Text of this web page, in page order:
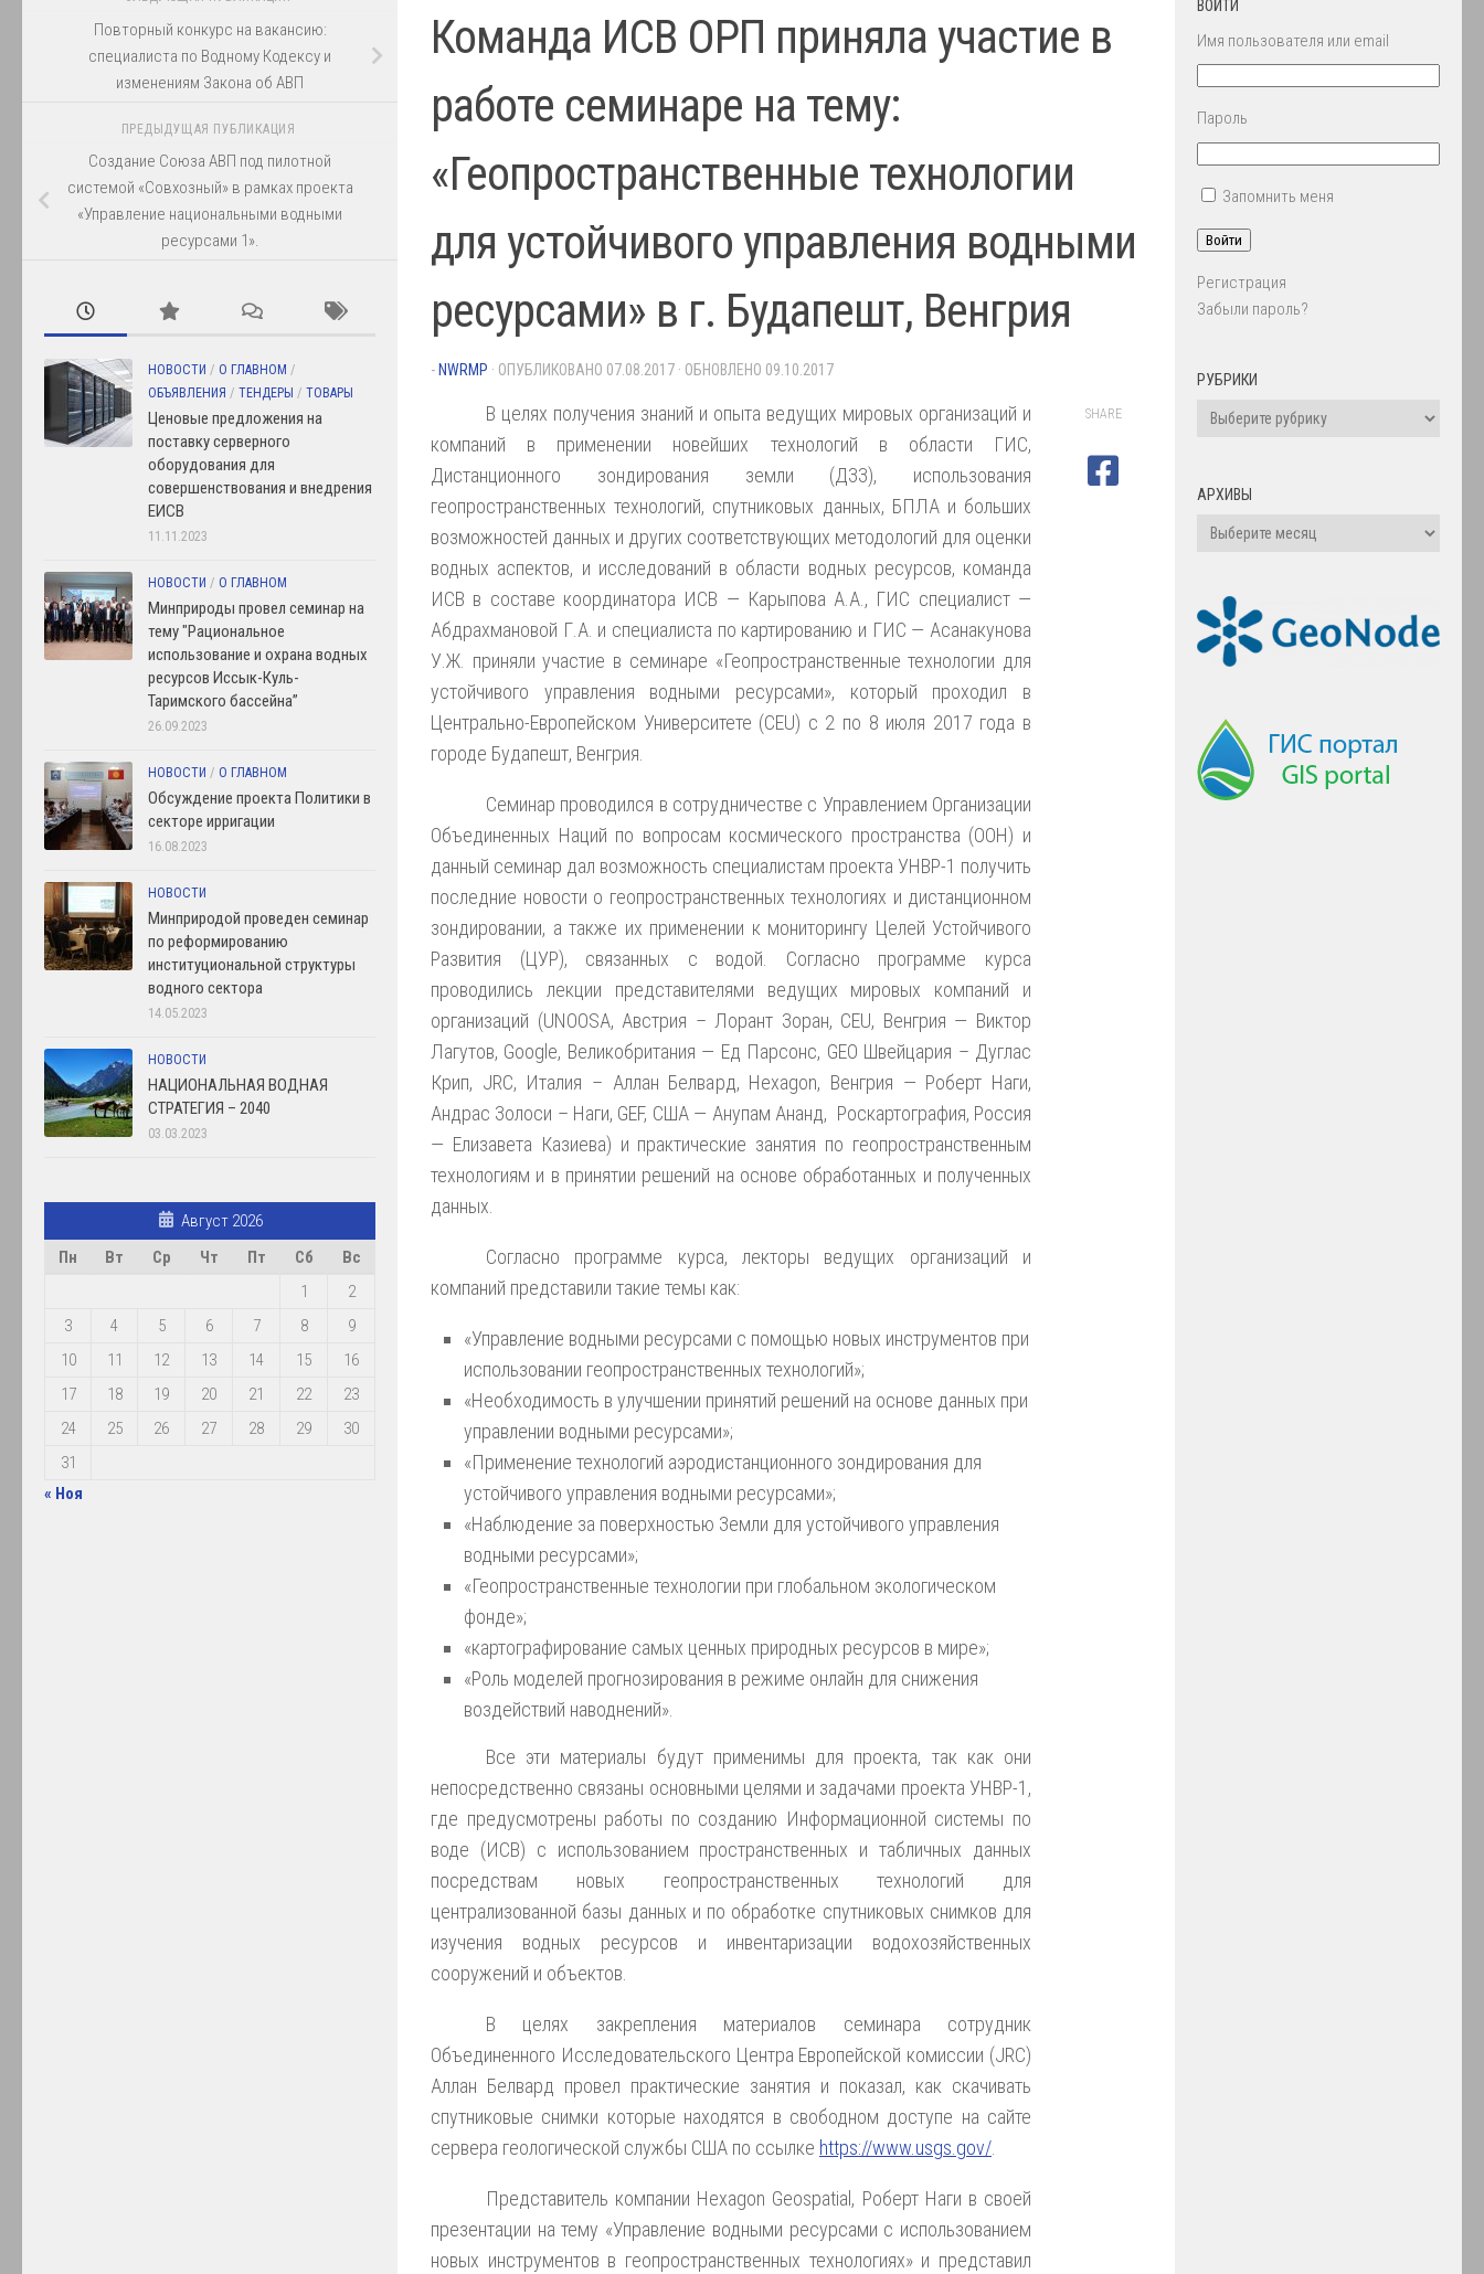
Команда ИСВ ОРП приняла участие в
работе семинаре на тему:
«Геопространственные технологии
для устойчивого управления водными
ресурсами» в г. Будапешт, Венгрия
- NWRMP · ОПУБЛИКОВАНО 07.08.2017 · ОБНОВЛЕНО 09.10.2017
В целях получения знаний и опыта ведущих мировых организаций и
компаний в применении новейших технологий в области ГИС,
Дистанционного зондирования земли (ДЗЗ), использования
геопространственных технологий, спутниковых данных, БПЛА и больших
возможностей данных и других соответствующих методологий для оценки
водных аспектов, и исследований в области водных ресурсов, команда
ИСВ в составе координатора ИСВ — Карыпова А.А., ГИС специалист —
Абдрахмановой Г.А. и специалиста по картированию и ГИС — Асанакунова
У.Ж. приняли участие в семинаре «Геопространственные технологии для
устойчивого управления водными ресурсами», который проходил в
Центрально-Европейском Университете (CEU) с 2 по 8 июля 2017 года в
городе Будапешт, Венгрия.
Семинар проводился в сотрудничестве с Управлением Организации
Объединенных Наций по вопросам космического пространства (ООН) и
данный семинар дал возможность специалистам проекта УНВР-1 получить
последние новости о геопространственных технологиях и дистанционном
зондировании, а также их применении к мониторингу Целей Устойчивого
Развития (ЦУР), связанных с водой. Согласно программе курса
проводились лекции представителями ведущих мировых компаний и
организаций (UNOOSA, Австрия – Лорант Зоран, CEU, Венгрия — Виктор
Лагутов, Google, Великобритания — Ед Парсонс, GEO Швейцария – Дуглас
Крип, JRC, Италия – Аллан Белвард, Hexagon, Венгрия — Роберт Наги,
Андрас Золоси – Наги, GEF, США — Анупам Ананд, Роскартография, Россия
— Елизавета Казиева) и практические занятия по геопространственным
технологиям и в принятии решений на основе обработанных и полученных
данных.
Согласно программе курса, лекторы ведущих организаций и
компаний представили такие темы как:
«Управление водными ресурсами с помощью новых инструментов при
использовании геопространственных технологий»;
«Необходимость в улучшении принятий решений на основе данных при
управлении водными ресурсами»;
«Применение технологий аэродистанционного зондирования для
устойчивого управления водными ресурсами»;
«Наблюдение за поверхностью Земли для устойчивого управления
водными ресурсами»;
«Геопространственные технологии при глобальном экологическом
фонде»;
«картографирование самых ценных природных ресурсов в мире»;
«Роль моделей прогнозирования в режиме онлайн для снижения
воздействий наводнений».
Все эти материалы будут применимы для проекта, так как они
непосредственно связаны основными целями и задачами проекта УНВР-1,
где предусмотрены работы по созданию Информационной системы по
воде (ИСВ) с использованием пространственных и табличных данных
посредствам новых геопространственных технологий для
централизованной базы данных и по обработке спутниковых снимков для
изучения водных ресурсов и инвентаризации водохозяйственных
сооружений и объектов.
В целях закрепления материалов семинара сотрудник
Объединенного Исследовательского Центра Европейской комиссии (JRC)
Аллан Белвард провел практические занятия и показал, как скачивать
спутниковые снимки которые находятся в свободном доступе на сайте
сервера геологической службы США по ссылке https://www.usgs.gov/
Представитель компании Hexagon Geospatial, Роберт Наги в своей
презентации на тему «Управление водными ресурсами с использованием
новых инструментов в геопространственных технологиях» и представил
SHARE
Повторный конкурс на вакансию:
специалиста по Водному Кодексу и
изменениям Закона об АВП
ПРЕДЫДУЩАЯ ПУБЛИКАЦИЯ
Создание Союза АВП под пилотной
системой «Совхозный» в рамках проекта
«Управление национальными водными
ресурсами 1».
НОВОСТИ / О ГЛАВНОМ /
ОБЪЯВЛЕНИЯ / ТЕНДЕРЫ / ТОВАРЫ
Ценовые предложения на
поставку серверного
оборудования для
совершенствования и внедрения
ЕИСВ
11.11.2023
НОВОСТИ / О ГЛАВНОМ
Минприроды провел семинар на
тему "Рациональное
использование и охрана водных
ресурсов Иссык-Куль-
Таримского бассейна”
26.09.2023
НОВОСТИ / О ГЛАВНОМ
Обсуждение проекта Политики в
секторе ирригации
16.08.2023
НОВОСТИ
Минприродой проведен семинар
по реформированию
институциональной структуры
водного сектора
14.05.2023
НОВОСТИ
НАЦИОНАЛЬНАЯ ВОДНАЯ
СТРАТЕГИЯ – 2040
03.03.2023
Август 2026
Пн
Вт Ср Чт Пт Сб
Вс
1
2
3
4 5 6 7 8
9
10
11 12 13 14 15
16
17
18 19 20 21 22
23
24
25 26 27 28 29
30
31
« Ноя
ВОЙТИ
Имя пользователя или email
Пароль
Запомнить меня
Войти
Регистрация
Забыли пароль?
РУБРИКИ
АРХИВЫ